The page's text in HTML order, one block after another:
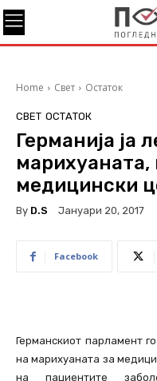
Home Свет Остаток
СВЕТ ОСТАТОК
Германија ја
марихуаната,
медицински
By D.S Јануари 20, 2017
Facebook
Германскиот парламент
на марихуаната за
на пациентите